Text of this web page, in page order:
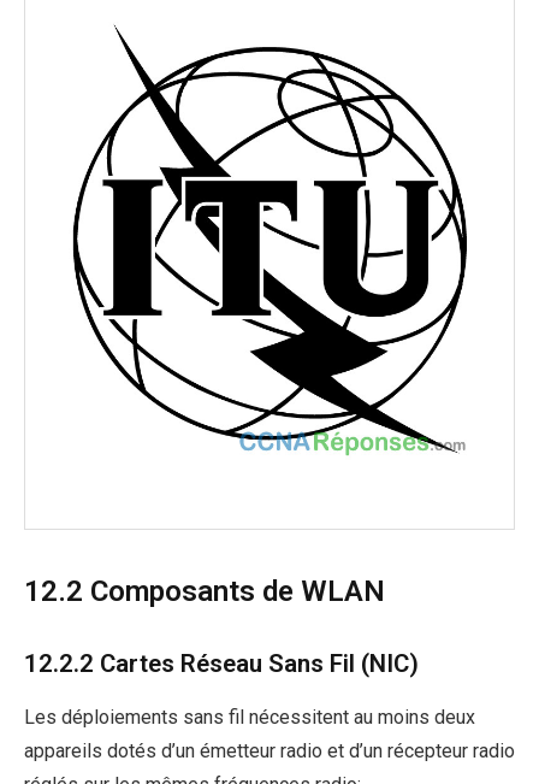
12.2 Composants de WLAN
12.2.2 Cartes Réseau Sans Fil (NIC)
Les déploiements sans fil nécessitent au moins deux
appareils dotés d’un émetteur radio et d’un récepteur radio